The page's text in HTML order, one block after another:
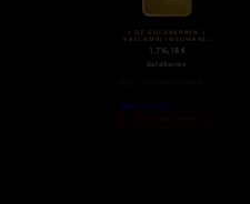
1 OZ GOLDBARREN |
VALCAMBI (NEUWARE)
1.716,18 €
Goldbarren
Weiterlesen
Nicht auf Lager